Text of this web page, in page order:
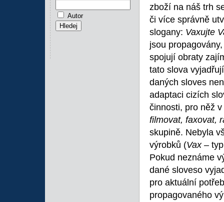
zboží na náš trh
či více správně
slogany: Vaxujte
jsou
spojují obraty
tato slova
daných sloves
adaptaci cizích
činnosti, pro něž
filmovat, faxovat,
skupině. Nebyla
výrobků (Vax– typ
Pokud neznáme
dané sloveso
pro aktuální
propagovaného
Autor